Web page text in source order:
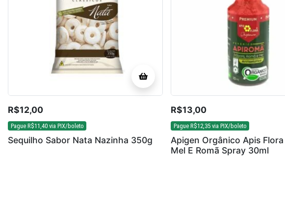
R$12,00
Pague R$11,40 via PIX/boleto
Sequilho Sabor Nata Nazinha 350g
R$13,00
Pague R$12,35 via PIX/boleto
Apigen Orgânico Apis
Mel E Romã Spray 30ml